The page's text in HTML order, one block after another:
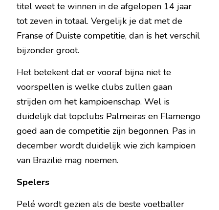
titel weet te winnen in de afgelopen 14 jaar
tot zeven in totaal. Vergelijk je dat met de
Franse of Duiste competitie, dan is het verschil
bijzonder groot.
Het betekent dat er vooraf bijna niet te
voorspellen is welke clubs zullen gaan
strijden om het kampioenschap. Wel is
duidelijk dat topclubs Palmeiras en Flamengo
goed aan de competitie zijn begonnen. Pas in
december wordt duidelijk wie zich kampioen
van Brazilië mag noemen.
Spelers
Pelé wordt gezien als de beste voetballer